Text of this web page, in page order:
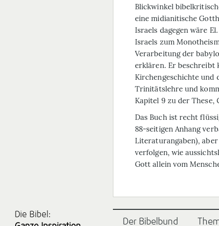
Blickwinkel
eine midianitische
Israels dagegen wäre
Israels zum
Verarbeitung der
erklären. Er beschreibt
Kirchengeschichte und
Trinitätslehre und
Kapitel 9 zu der These,
Das Buch ist recht
88-seitigen Anhang
Literaturangaben),
verfolgen, wie
Gott allein vom
Die Bibel:
Der Bibelbund